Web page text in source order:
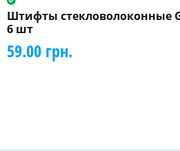
Штифты стекловолоконные
6 шт
59.00 грн.